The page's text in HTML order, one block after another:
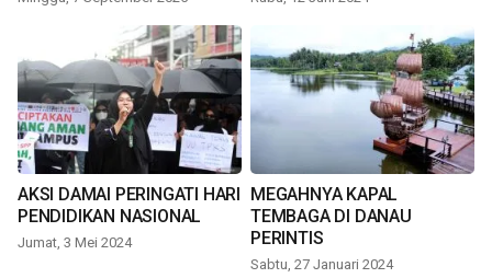
AKSI DAMAI PERINGATI HARI
PENDIDIKAN NASIONAL
Jumat, 3 Mei 2024
MEGAHNYA KAPAL
TEMBAGA DI DANAU
PERINTIS
Sabtu, 27 Januari 2024